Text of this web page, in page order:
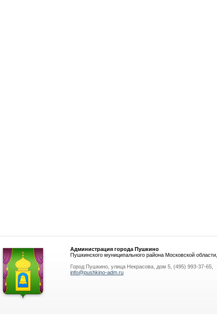
Администрация города Пушкино
Пушкинского муниципального района Московской области,
Город Пушкино, улица Некрасова, дом 5, (495) 993-37-65,
info@pushkino-adm.ru